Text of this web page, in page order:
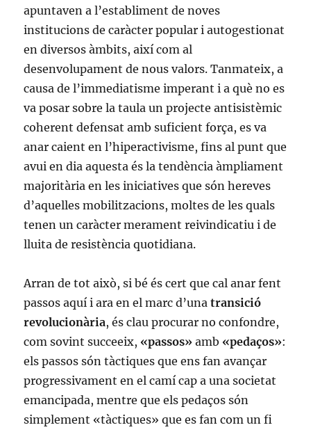
apuntaven a l’establiment de noves
institucions de caràcter popular i autogestionat
en diversos àmbits, així com al
desenvolupament de nous valors. Tanmateix, a
causa de l’immediatisme imperant i a què no es
va posar sobre la taula un projecte antisistèmic
coherent defensat amb suficient força, es va
anar caient en l’hiperactivisme, fins al punt que
avui en dia aquesta és la tendència àmpliament
majoritària en les iniciatives que són hereves
d’aquelles mobilitzacions, moltes de les quals
tenen un caràcter merament reivindicatiu i de
lluita de resistència quotidiana.
Arran de tot això, si bé és cert que cal anar fent
passos aquí i ara en el marc d’unatransició
revolucionària, és clau procurar no confondre,
com sovint succeeix, «passos» amb «pedaços»:
els passos són tàctiques que ens fan avançar
progressivament en el camí cap a una societat
emancipada, mentre que els pedaços són
simplement «tàctiques» que es fan com un fi